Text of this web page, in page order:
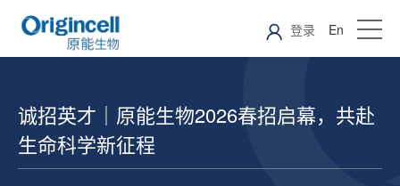
登录 En
诚招英才｜原能生物2026春招启幕，共赴
生命科学新征程